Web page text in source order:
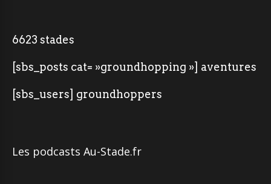
6623 stades
[sbs_posts cat= »groundhopping »] aventures
[sbs_users] groundhoppers
Les podcasts Au-Stade.fr